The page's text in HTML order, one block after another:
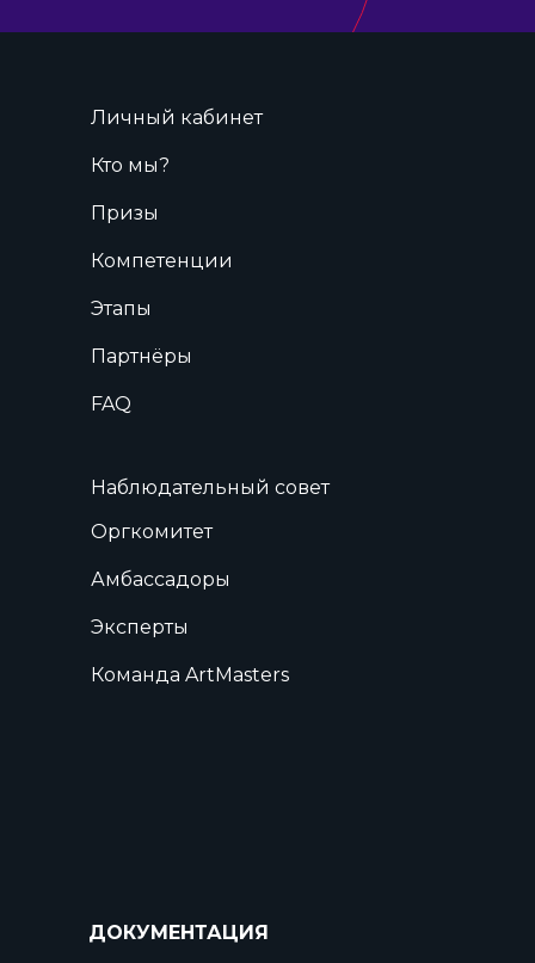
Личный кабинет
Кто мы?
Призы
Компетенции
Этапы
Партнёры
Наблюдательный совет
Оргкомитет
Амбассадоры
Эксперты
Команда ArtMasters
FAQ
ДОКУМЕНТАЦИЯ